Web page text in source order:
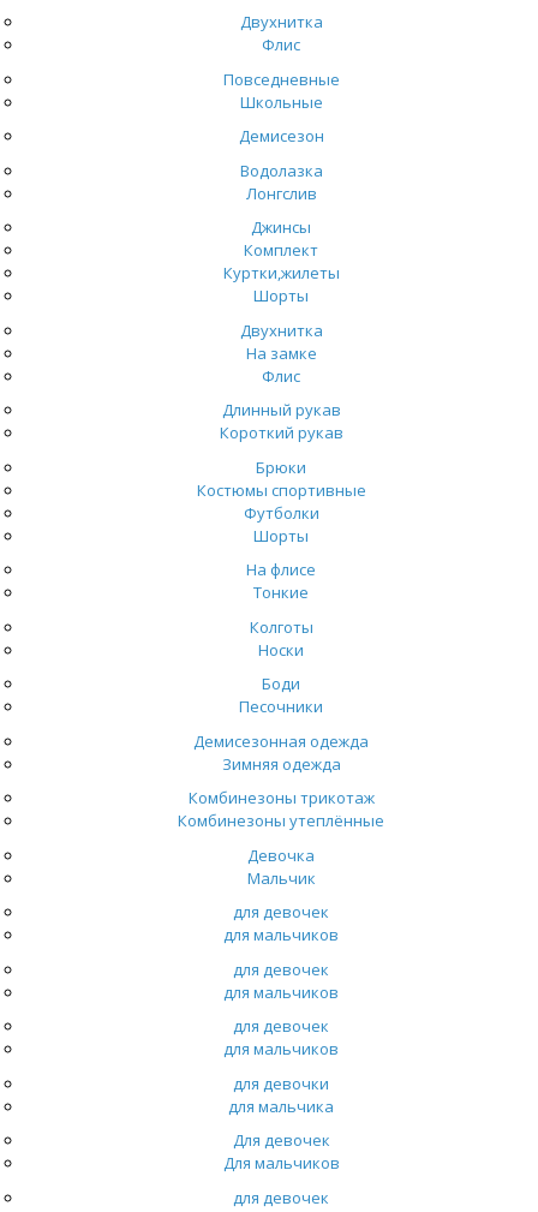
Двухнитка
Флис
Повседневные
Школьные
Демисезон
Водолазка
Лонгслив
Джинсы
Комплект
Куртки,жилеты
Шорты
Двухнитка
На замке
Флис
Длинный рукав
Короткий рукав
Брюки
Костюмы спортивные
Футболки
Шорты
На флисе
Тонкие
Колготы
Носки
Боди
Песочники
Демисезонная одежда
Зимняя одежда
Комбинезоны трикотаж
Комбинезоны утеплённые
Девочка
Мальчик
для девочек
для мальчиков
для девочек
для мальчиков
для девочек
для мальчиков
для девочки
для мальчика
Для девочек
Для мальчиков
для девочек